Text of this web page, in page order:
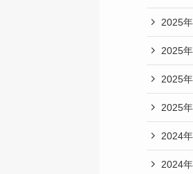
2025
2025
2025
2025
2024
2024